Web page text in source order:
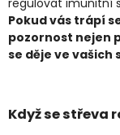
regulovat imunitní
Pokud vás trápí
pozornost nejen
se děje ve vašich
Když se střeva